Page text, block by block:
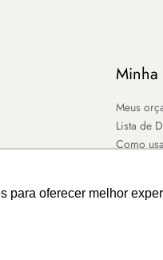
para oferecer melhor
Minha
Meus
Lista de
Como